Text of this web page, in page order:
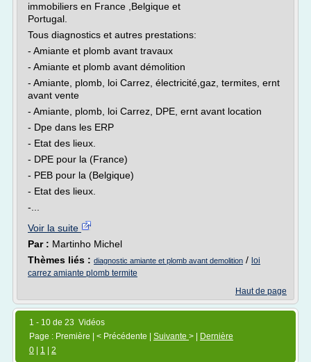
immobiliers en France ,Belgique et
Portugal.
Tous diagnostics et autres prestations:
- Amiante et plomb avant travaux
- Amiante et plomb avant démolition
- Amiante, plomb, loi Carrez, électricité,gaz, termites, ernt
avant vente
- Amiante, plomb, loi Carrez, DPE, ernt avant location
- Dpe dans les ERP
- Etat des lieux.
- DPE pour la (France)
- PEB pour la (Belgique)
- Etat des lieux.
-...
Voir la suite
Par : Martinho Michel
Thèmes liés : diagnostic amiante et plomb avant demolition / loi
carrez amiante plomb termite
Haut de page
1 - 10 de 23 Vidéos
Page : Première | < Précédente | Suivante > |
Dernière
0
1 2